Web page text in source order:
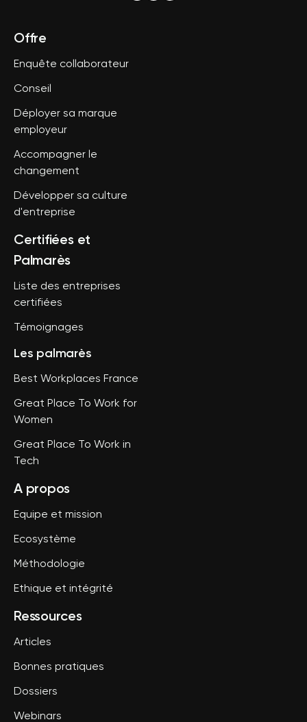
Offre
Enquête collaborateur
Conseil
Déployer sa marque
employeur
Accompagner le
changement
Développer sa culture
d'entreprise
Certifiées et
Palmarès
Liste des entreprises
certifiées
Témoignages
Les palmarès
Best Workplaces France
Great Place To Work for
Women
Great Place To Work in
Tech
A propos
Equipe et mission
Ecosystème
Méthodologie
Ethique et intégrité
Ressources
Articles
Bonnes pratiques
Dossiers
Webinars